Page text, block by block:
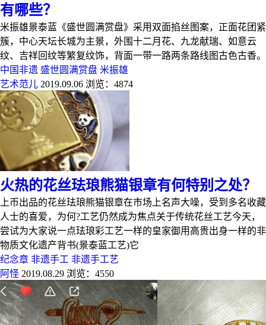
有哪些？
米振雄景泰蓝《盛世圆​满赏盘》采用双面掐丝图案，正面花团紧
簇，中心天坛长城为主景，外围十二月花、九龙献瑞、如意云
纹、吉祥回纹等繁复纹饰，背面一带一路两条路线图古色古香。
中国非遗 盛世圆满赏盘 米振雄
艺术范儿 2019.09.06 浏览：4874
火热的花丝珐琅熊猫银章有何特别之处？
上币出品的花丝珐琅熊猫银章在市场上名声大噪，受到多名收藏
人士的喜爱，为何?工艺仍然成为焦点关于传统花丝工艺今天，
尝试为大家说一点珐琅彩工艺一样的皇家御用高贵出身一样的非
物质文化遗产背书(景泰蓝工艺)它
纪念章 非遗手工 非遗手工艺
阿怪 2019.08.29 浏览：4550